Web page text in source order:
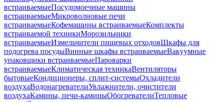
встраиваемыеПосудомоечные машины
встраиваемыеМикроволновые печи
встраиваемыеКофемашины встраиваемыеКомплекты
встраиваемой техникиМорозильники
встраиваемыеИзмельчители пищевых отходовШкафы для
подогрева посудыВинные шкафы встраиваемыеВакуумные
упаковщики встраиваемыеПароварки
встраиваемыеКлиматическая техникаВентиляторы
бытовыеКондиционеры, сплит-системыОхладители
воздухаВодонагревателиУвлажнители, очистители
воздухаКамины, печи-каминыОбогревателиТепловые